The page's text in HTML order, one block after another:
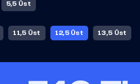
5,5 Üst
11,5 Üst 12,5 Üst 13,5 Üst